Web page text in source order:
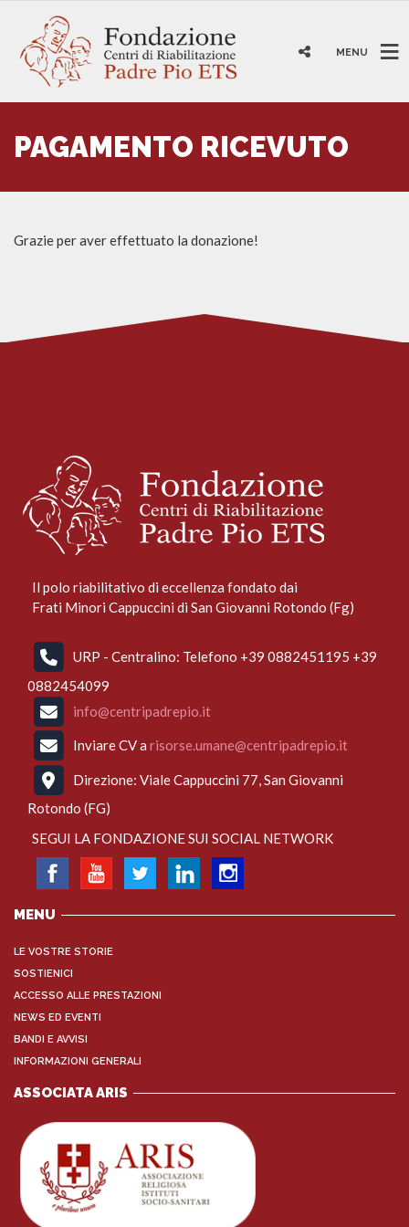
MENU
PAGAMENTO RICEVUTO
Grazie per aver effettuato la donazione!
Il polo riabilitativo di eccellenza fondato dai
Frati Minori Cappuccini di San Giovanni Rotondo (Fg)
URP - Centralino: Telefono +39 0882451195 +39
0882454099
info@centripadrepio.it
Inviare CV a risorse.umane@centripadrepio.it
Direzione: Viale Cappuccini 77, San Giovanni
Rotondo (FG)
SEGUI LA FONDAZIONE SUI SOCIAL NETWORK
MENU
LE VOSTRE STORIE
SOSTIENICI
ACCESSO ALLE PRESTAZIONI
NEWS ED EVENTI
BANDI E AVVISI
INFORMAZIONI GENERALI
ASSOCIATA ARIS